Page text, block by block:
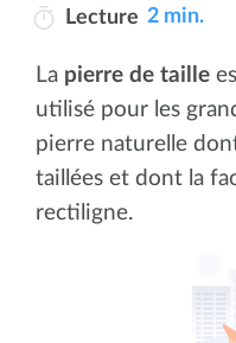
Lecture 2 min.
La pierre de taille
utilisé pour les
pierre naturelle
taillées et dont la
rectiligne.